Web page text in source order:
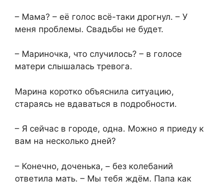
– Мама? – её голос всё-таки дрогнул. – У
меня проблемы. Свадьбы не будет.
– Мариночка, что случилось? – в голосе
матери слышалась тревога.
Марина коротко объяснила ситуацию,
стараясь не вдаваться в подробности.
– Я сейчас в городе, одна. Можно я приеду к
вам на несколько дней?
– Конечно, доченька, – без колебаний
ответила мать. – Мы тебя ждём. Папа как